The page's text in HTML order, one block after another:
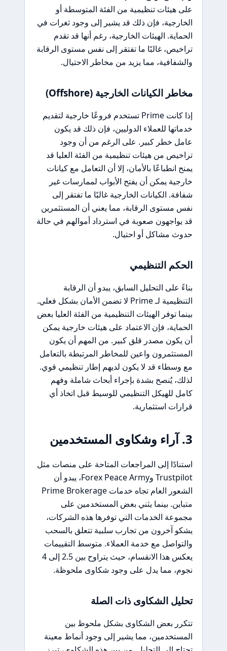
على هيئات تنظيمية من الفئة المتوسطة أو
الخارجية، فإن ذلك قد يشير إلى وجود ثغرات في
الحماية. الهيئات الخارجية، رغم أنها قد تقدم
تراخيص، غالبًا ما تفتقر إلى نفس مستوى الرقابة
والشفافية، مما يزيد من مخاطر الاحتيال.
مخاطر الكيانات الخارجية (Offshore)
إذا كانت Prime تستخدم فروعًا خارجية لتقديم
خدماتها للعملاء الدوليين، فإن ذلك قد يكون
عامل خطر كبير. على الرغم من أن وجود
تراخيص من هيئات تنظيمية من الفئة العليا قد
يمنح انطباعًا بالأمان، إلا أن التعامل مع كيانات
خارجية يمكن أن يفتح الأبواب لممارسات غير
شفافة. الكيانات الخارجية غالبًا ما تفتقر إلى
نفس مستوى الرقابة، مما يعني أن المستثمرين
قد يواجهون صعوبة في استرداد أموالهم في حالة
حدوث مشاكل أو احتيال.
الحكم التنظيمي
بناءً على التحليل السابق، يبدو أن الرقابة
التنظيمية لـ Prime لا تضمن الأمان بشكل فعلي.
بينما توفر الهيئات التنظيمية من الفئة العليا بعض
الحماية، فإن الاعتماد على هيئات خارجية يمكن
أن يكون مصدر قلق كبير. من المهم أن يكون
المستثمرون واعين للمخاطر المرتبطة بالتعامل
مع وسطاء قد لا يكون لديهم إطار تنظيمي قوي.
لذلك، يُنصح بشدة بإجراء أبحاث شاملة وفهم
كامل للهيكل التنظيمي للوسيط قبل اتخاذ أي
قرارات استثمارية.
3. آراء وشكاوى المستخدمين
استنادًا إلى المراجعات المتاحة على منصات مثل
Trustpilot وForex Peace Army، يبدو أن
الشعور العام تجاه خدمات Prime Brokerage
متباين. بينما يثني بعض المستخدمين على
مجموعة الخدمات التي توفرها هذه الشركات،
يشكو آخرون من تجارب سلبية تتعلق بالسحب
والتواصل مع خدمة العملاء. متوسط التقييمات
يعكس هذا الانقسام، حيث يتراوح بين 2.5 إلى 4
نجوم، مما يدل على وجود شكاوى ملحوظة.
تحليل الشكاوى ذات الصلة
تتكرر بعض الشكاوى بشكل ملحوظ بين
المستخدمين، مما يشير إلى وجود أنماط معينة